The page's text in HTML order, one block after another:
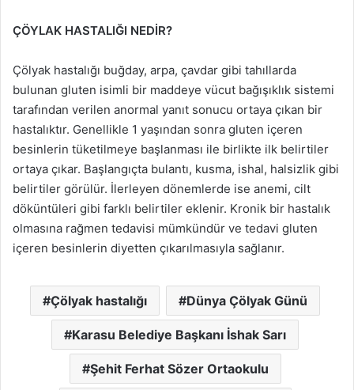
ÇÖYLAK HASTALIĞI NEDİR?
Çölyak hastalığı buğday, arpa, çavdar gibi tahıllarda
bulunan gluten isimli bir maddeye vücut bağışıklık sistemi
tarafından verilen anormal yanıt sonucu ortaya çıkan bir
hastalıktır. Genellikle 1 yaşından sonra gluten içeren
besinlerin tüketilmeye başlanması ile birlikte ilk belirtiler
ortaya çıkar. Başlangıçta bulantı, kusma, ishal, halsizlik gibi
belirtiler görülür. İlerleyen dönemlerde ise anemi, cilt
döküntüleri gibi farklı belirtiler eklenir. Kronik bir hastalık
olmasına rağmen tedavisi mümkündür ve tedavi gluten
içeren besinlerin diyetten çıkarılmasıyla sağlanır.
Çölyak hastalığı Dünya Çölyak Günü
Karasu Belediye Başkanı İshak Sarı
Şehit Ferhat Sözer Ortaokulu